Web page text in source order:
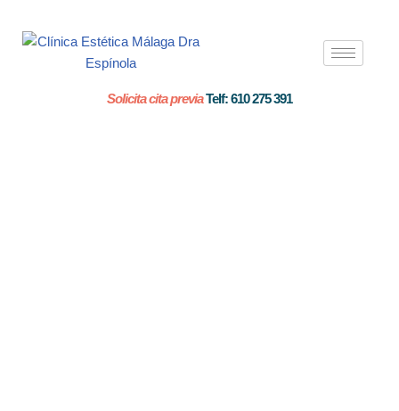
Saltar
Solicita cita previaTelf: 610 275 391